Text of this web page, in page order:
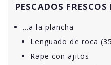
PESCADOS
…a la plancha
Lenguado de roca
Rape con ajitos